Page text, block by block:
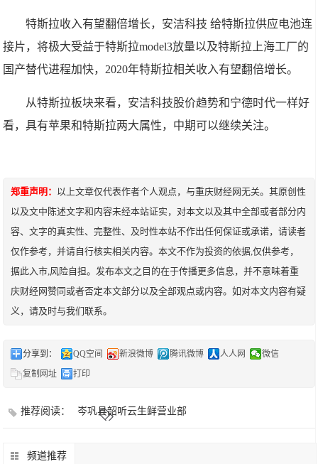
特斯拉收入有望翻倍增长，安洁科技 给特斯拉供应电池连
接片，将极大受益于特斯拉model3放量以及特斯拉上海工厂的
国产替代进程加快，2020年特斯拉相关收入有望翻倍增长。
从特斯拉板块来看，安洁科技股价趋势和宁德时代一样好
看，具有苹果和特斯拉两大属性，中期可以继续关注。
郑重声明： 以上文章仅代表作者个人观点，与重庆财经网无关。其原创性
以及文中陈述文字和内容未经本站证实，对本文以及其中全部或者部分内
容、文字的真实性、完整性、及时性本站不作出任何保证或承诺，请读者
仅作参考，并请自行核实相关内容。本文不作为投资的依据,仅供参考，
据此入市,风险自担。发布本文之目的在于传播更多信息，并不意味着重
庆财经网赞同或者否定本文部分以及全部观点或内容。如对本文内容有疑
义，请及时与我们联系。
分享到： QQ空间 新浪微博 腾讯微博 人人网
微信
复制网址
打印
推荐阅读： 岑巩县韶听云生鲜营业部
频道推荐